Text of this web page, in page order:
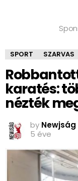
SPORT SZARVAS
karatés:
nézték
by Newjság
5 éve